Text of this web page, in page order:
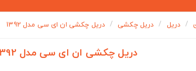
دریل دریل چکشی دریل چکشی ان ای سی مدل 1392
دریل چکشی ان ای سی مدل 1392